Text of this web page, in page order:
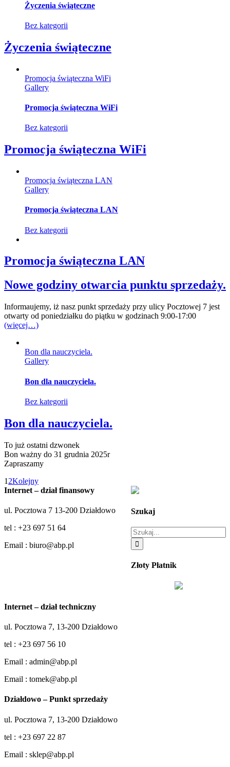
Życzenia świąteczne
Bez kategorii
Życzenia świąteczne
Promocja świąteczna WiFi
Gallery
Promocja świąteczna WiFi
Bez kategorii
Promocja świąteczna WiFi
Promocja świąteczna LAN
Gallery
Promocja świąteczna LAN
Bez kategorii
Promocja świąteczna LAN
Nowe godziny otwarcia punktu sprzedaży.
Informaujemy, iż nasz punkt sprzedaży przy ulicy Pocztowej 7 jest
otwarty od poniedziałku do piątku w godzinach 9:00-17:00
(więcej…)
Bon dla nauczyciela.
Gallery
Bon dla nauczyciela.
Bez kategorii
Bon dla nauczyciela.
To już ostatni dzwonek
Bon ważny do 31 grudnia 2025r
Zapraszamy
1 2Kolejny
Szukaj
Szukaj
Złoty Płatnik
Internet – dział finansowy
ul. Pocztowa 7 13-200 Działdowo
tel : +23 697 51 64
Email : biuro@abp.pl
Internet – dział techniczny
ul. Pocztowa 7, 13-200 Działdowo
tel : +23 697 56 10
Email : admin@abp.pl
Email : tomek@abp.pl
Działdowo – Punkt sprzedaży
ul. Pocztowa 7, 13-200 Działdowo
tel : +23 697 22 87
Email : sklep@abp.pl